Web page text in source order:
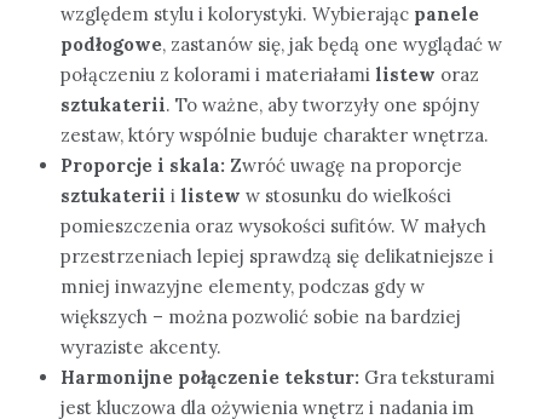
względem stylu i kolorystyki. Wybierając panele
podłogowe, zastanów się, jak będą one wyglądać w
połączeniu z kolorami i materiałami listew oraz
sztukaterii. To ważne, aby tworzyły one spójny
zestaw, który wspólnie buduje charakter wnętrza.
Proporcje i skala: Zwróć uwagę na proporcje
sztukaterii i listew w stosunku do wielkości
pomieszczenia oraz wysokości sufitów. W małych
przestrzeniach lepiej sprawdzą się delikatniejsze i
mniej inwazyjne elementy, podczas gdy w
większych – można pozwolić sobie na bardziej
wyraziste akcenty.
Harmonijne połączenie tekstur: Gra teksturami
jest kluczowa dla ożywienia wnętrz i nadania im